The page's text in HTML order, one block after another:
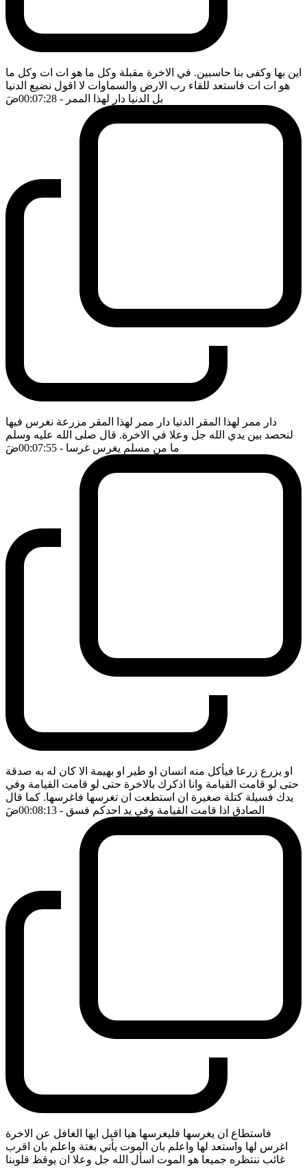
اين بها وكفى بنا حاسبين. في الاخرة مقبلة وكل ما هو ات ات وكل ما
هو ات ات فاستعد للقاء رب الارض والسماوات لا اقول نضيع الدنيا
بل الدنيا دار لهذا الممر - 00:07:28 ضَ
دار ممر لهذا المقر الدنيا دار ممر لهذا المقر مزرعة نغرس فيها
لنحصد بين يدي الله جل وعلا في الاخرة. قال صلى الله عليه وسلم
ما من مسلم يغرس غرسا - 00:07:55 ضَ
او يزرع زرعا فيأكل منه انسان او طير او بهيمة الا كان له به صدقة
حتى لو قامت القيامة وانا اذكرك بالاخرة حتى لو قامت القيامة وفي
يدك فسيلة كتلة صغيرة ان استطعت ان تغرسها فاغرسها. كما قال
الصادق اذا قامت القيامة وفي يد احدكم فسق - 00:08:13 ضَ
فاستطاع ان يغرسها فليغرسها هيا اقبل ايها الغافل عن الاخرة
اغرس لها واستعد لها واعلم بان الموت يأتي بغتة واعلم بان اقرب
غائب ننتظره جميعا هو الموت اسأل الله جل وعلا ان يوقظ قلوبنا